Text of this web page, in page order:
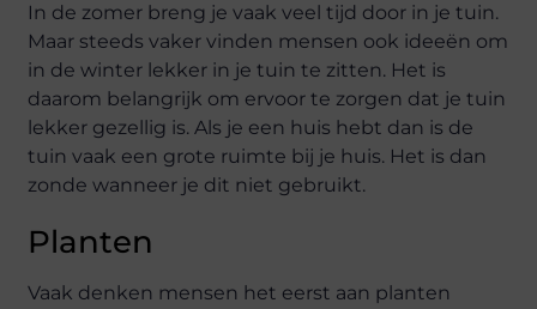
In de zomer breng je vaak veel tijd door in je tuin.
Maar steeds vaker vinden mensen ook ideeën om
in de winter lekker in je tuin te zitten. Het is
daarom belangrijk om ervoor te zorgen dat je tuin
lekker gezellig is. Als je een huis hebt dan is de
tuin vaak een grote ruimte bij je huis. Het is dan
zonde wanneer je dit niet gebruikt.
Planten
Vaak denken mensen het eerst aan planten